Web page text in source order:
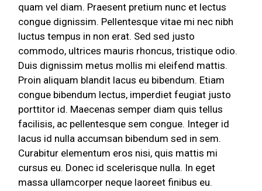
quam vel diam. Praesent pretium nunc et lectus
congue dignissim. Pellentesque vitae mi nec nibh
luctus tempus in non erat. Sed sed justo
commodo, ultrices mauris rhoncus, tristique odio.
Duis dignissim metus mollis mi eleifend mattis.
Proin aliquam blandit lacus eu bibendum. Etiam
congue bibendum lectus, imperdiet feugiat justo
porttitor id. Maecenas semper diam quis tellus
facilisis, ac pellentesque sem congue. Integer id
lacus id nulla accumsan bibendum sed in sem.
Curabitur elementum eros nisi, quis mattis mi
cursus eu. Donec id scelerisque nulla. In eget
massa ullamcorper neque laoreet finibus eu.